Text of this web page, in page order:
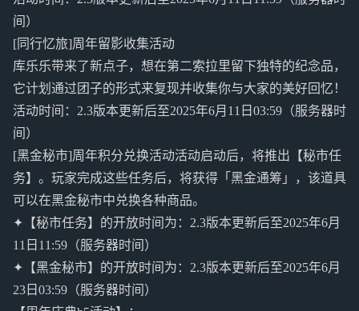
间）
[同行忆旅]周年留影收集活动
库乐乐带来了新点子，想在第二索拉里留下独特的纪念品，
它计划通过团子的形式来复现并收集你与大家的美好回忆！
活动时间：2.3版本更新后至2025年6月11日03:59（服务器时
间）
[黑金秘市]周年积分兑换活动活动启动后，将推出【秘市任
务】。玩家完成这些任务后，将获得「黑金通筹」，该道具
可以在黑金秘市中兑换各种商品。
✦【秘市任务】的开放时间为：2.3版本更新后至2025年6月
11日11:59（服务器时间）
✦【黑金秘市】的开放时间为：2.3版本更新后至2025年6月
23日03:59（服务器时间）